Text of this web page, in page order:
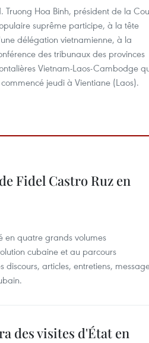
Truong Hoa Binh, président de la
suprême participe, à la tête
délégation vietnamienne, à la
des tribunaux des provinces
Vietnam-Laos-Cambodge
jeudi à Vientiane (Laos).
Fidel Castro Ruz en
en quatre grands volumes
cubaine et au parcours
articles, entretiens,
des visites d'État en